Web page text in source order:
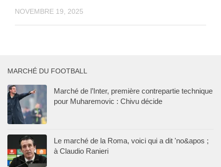
NOVEMBRE 19, 2025
MARCHÉ DU FOOTBALL
Marché de l’Inter, première contrepartie technique
pour Muharemovic : Chivu décide
Le marché de la Roma, voici qui a dit 'no&apos ;
à Claudio Ranieri